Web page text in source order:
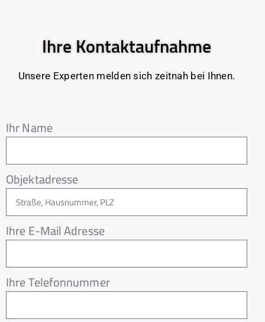
Ihre Kontaktaufnahme
Unsere Experten melden sich zeitnah bei Ihnen.
Ihr Name
Objektadresse
Ihre E-Mail Adresse
Ihre Telefonnummer